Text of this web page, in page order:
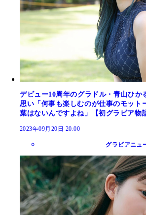
デビュー10周年のグラドル・青山ひか
思い「何事も楽しむのが仕事のモッ
葉はないんですよね」【初グラビア物
2023年09月20日 20:00
グラビアニュ